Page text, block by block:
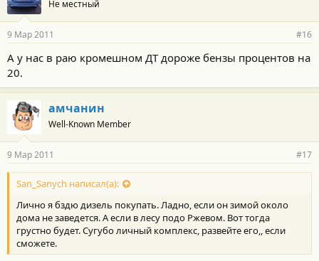
Не местный
9 Мар 2011 #16
А у нас в раю кромешном ДТ дороже бензы процентов на
20.
амчанин
Well-Known Member
9 Мар 2011 #17
San_Sanych написал(а):
Лично я бздю дизель покупать. Ладно, если он зимой около
дома не заведется. А если в лесу подо Ржевом. Вот тогда
грустно будет. Сугубо личный комплекс, развейте его,, если
сможете.